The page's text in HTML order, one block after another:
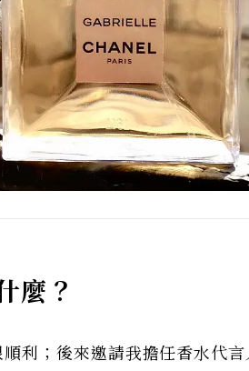
麼？
利；後來邀請我擔任香水代